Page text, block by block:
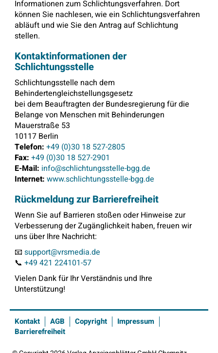
Informationen zum Schlichtungsverfahren. Dort
können Sie nachlesen, wie ein Schlichtungsverfahren
abläuft und wie Sie den Antrag auf Schlichtung
stellen.
Kontaktinformationen der
Schlichtungsstelle
Schlichtungsstelle nach dem
Behindertengleichstellungsgesetz
bei dem Beauftragten der Bundesregierung für die
Belange von Menschen mit Behinderungen
Mauerstraße 53
10117 Berlin
Telefon: +49 (0)30 18 527-2805
Fax: +49 (0)30 18 527-2901
E-Mail: info@schlichtungsstelle-bgg.de
Internet: www.schlichtungsstelle-bgg.de
Rückmeldung zur Barrierefreiheit
Wenn Sie auf Barrieren stoßen oder Hinweise zur
Verbesserung der Zugänglichkeit haben, freuen wir
uns über Ihre Nachricht:
📧 support@vrsmedia.de
📞 +49 421 224101-57
Vielen Dank für Ihr Verständnis und Ihre
Unterstützung!
Kontakt AGB Copyright
Impressum
Barrierefreiheit